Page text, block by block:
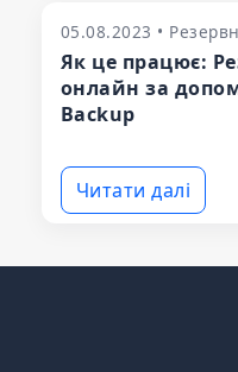
05.08.2023 •
Як це працює:
онлайн за
Backup
Читати далі